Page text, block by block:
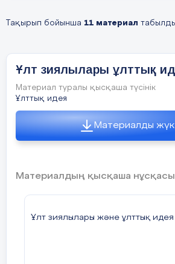
Тақырып бойынша 11 материал
Ұлт зиялылары ұлттық
Материал туралы қысқаша түсінік
Ұлттық идея
Материалды
Материалдың қысқаша нұсқасы
Ұлт зиялылары және ұлттық идея